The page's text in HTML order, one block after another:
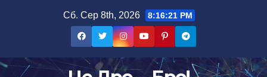
Сб. Сер 8th, 2026 8:16:22 PM